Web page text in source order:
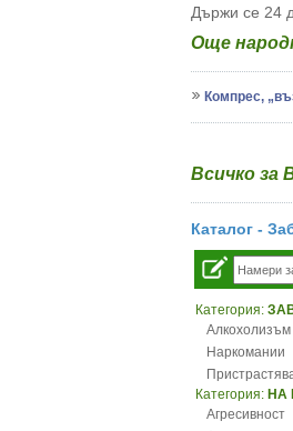
Държи се 24
Още
Компрес,
Всичко за
Каталог -
Категория:
Алкохолизъм
Наркомании
Категория: НА
Агресивност